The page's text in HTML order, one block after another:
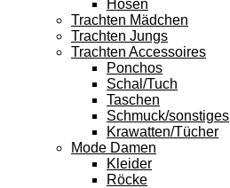
Hosen
Trachten Mädchen
Trachten Jungs
Trachten Accessoires
Ponchos
Schal/Tuch
Taschen
Schmuck/sonstiges
Krawatten/Tücher
Mode Damen
Kleider
Röcke